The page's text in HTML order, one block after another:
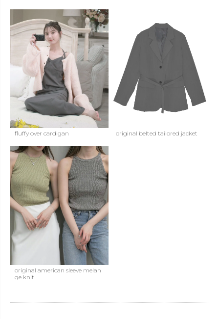
fluffy over cardigan original belted tailored jacket
original american sleeve melan
ge knit